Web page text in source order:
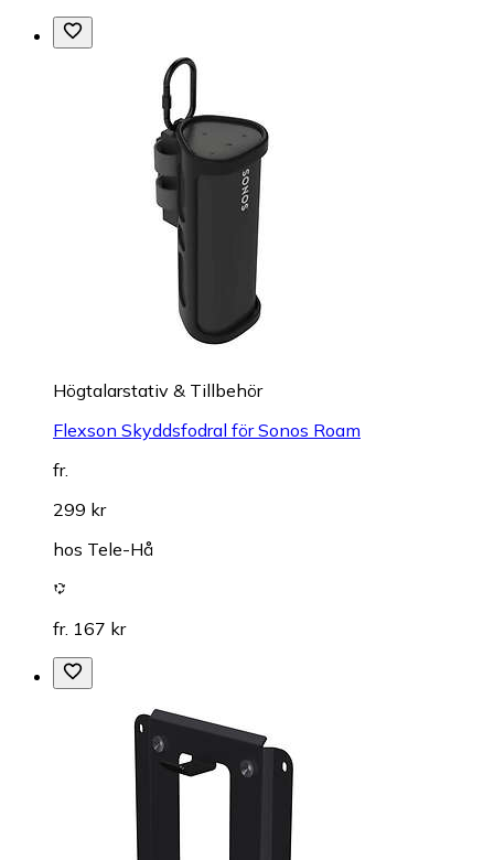
Högtalarstativ & Tillbehör
Flexson Skyddsfodral för Sonos Roam
fr.
299 kr
hos Tele-Hå
fr. 167 kr